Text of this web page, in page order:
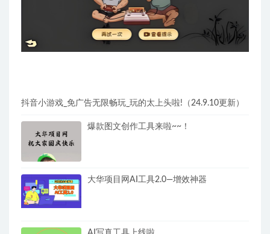
抖音小游戏_免广告无限畅玩_玩的太上头啦!（24.9.10更新）
爆款图文创作工具来啦~~！
大华项目网AI工具2.0—增效神器